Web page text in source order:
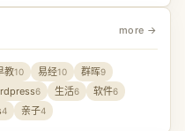
more →
教10 易经10 群晖9
6 生活6 软件6
4 亲子4